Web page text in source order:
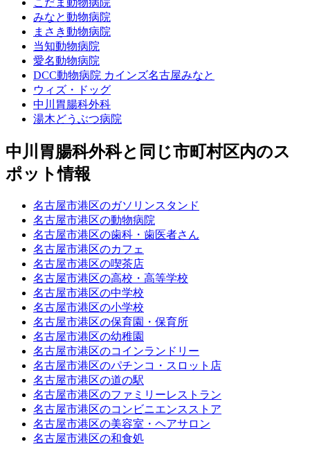
こだま動物病院
みなと動物病院
まさき動物病院
当知動物病院
愛名動物病院
DCC動物病院 カインズ名古屋みなと
ウィズ・ドッグ
中川胃腸科外科
湯木どうぶつ病院
中川胃腸科外科と同じ市町村区内のス
ポット情報
名古屋市港区のガソリンスタンド
名古屋市港区の動物病院
名古屋市港区の歯科・歯医者さん
名古屋市港区のカフェ
名古屋市港区の喫茶店
名古屋市港区の高校・高等学校
名古屋市港区の中学校
名古屋市港区の小学校
名古屋市港区の保育園・保育所
名古屋市港区の幼稚園
名古屋市港区のコインランドリー
名古屋市港区のパチンコ・スロット店
名古屋市港区の道の駅
名古屋市港区のファミリーレストラン
名古屋市港区のコンビニエンスストア
名古屋市港区の美容室・ヘアサロン
名古屋市港区の和食処